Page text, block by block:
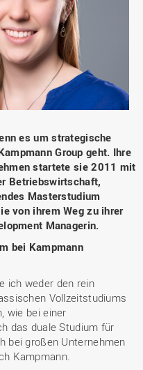
es um strategische
Group geht. Ihre
startete sie 2011 mit
Betriebswirtschaft,
Masterstudium
von ihrem Weg zu ihrer
Managerin.
bei Kampmann
ich weder den rein
Vollzeitstudiums
wie bei einer
das duale Studium für
bei großen Unternehmen
Kampmann.